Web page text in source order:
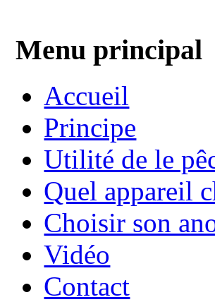
Menu principal
Accueil
Principe
Utilité de le
Quel appareil
Choisir son
Vidéo
Contact